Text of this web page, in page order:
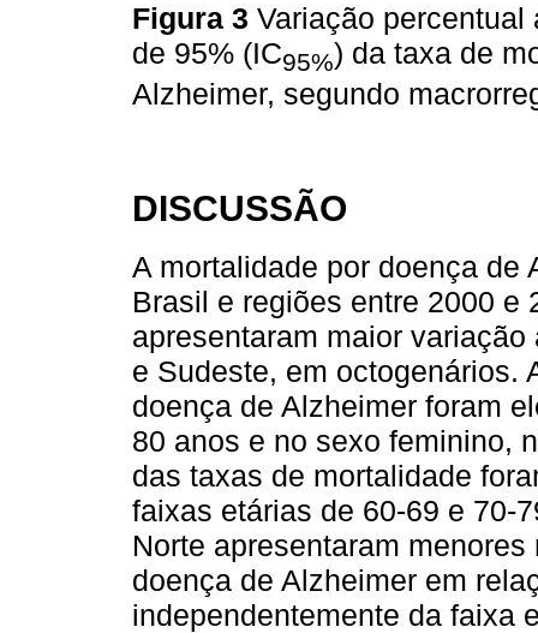
Figura 3 Variação percentual
de 95% (IC95%) da taxa de
Alzheimer, segundo
DISCUSSÃO
A mortalidade por doença de
Brasil e regiões entre 2000 e
apresentaram maior
e Sudeste, em octogenários.
doença de Alzheimer foram
80 anos e no sexo feminino,
das taxas de mortalidade
faixas etárias de 60-69 e 70-
Norte apresentaram
doença de Alzheimer em
independentemente da faixa